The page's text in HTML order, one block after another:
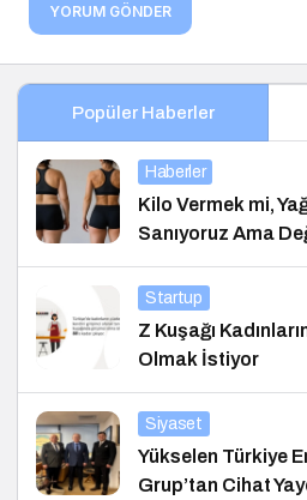
YORUM GÖNDER
Popüler Haberler
Haberler
Kilo Vermek mi,
Sanıyoruz Ama
Startup
Z Kuşağı
Olmak İstiyor
Siyaset
Yükselen Türkiye
Grup’tan Cihat